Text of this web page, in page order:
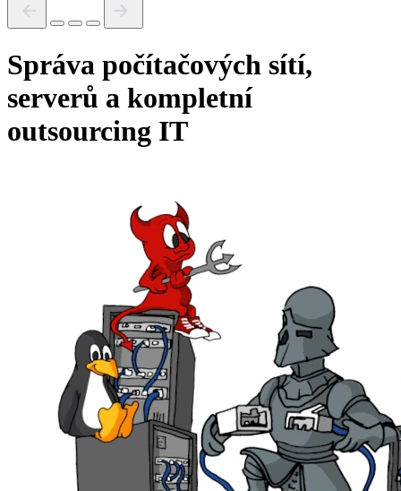
Správa počítačových sítí,
serverů a kompletní
outsourcing IT